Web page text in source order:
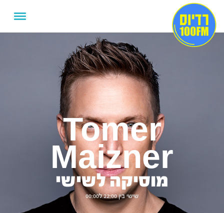
Tomer
Maizner
מוסיקה לשישי
שישי בין 22:00 ל00:00